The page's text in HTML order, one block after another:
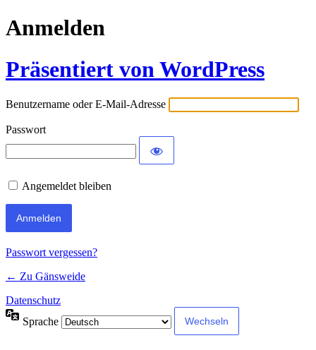
Anmelden
Präsentiert von WordPress
Benutzername oder E-Mail-Adresse
Passwort
Angemeldet bleiben
Passwort vergessen?
← Zu Gänsweide
Datenschutz
Sprache